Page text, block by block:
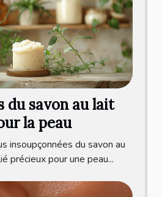
du savon au lait
la peau
insoupçonnées du savon au
précieux pour une peau...